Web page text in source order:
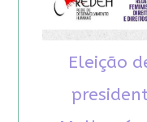
Eleição